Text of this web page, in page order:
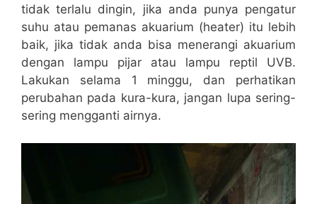
tidak terlalu dingin, jika anda punya pengatur
suhu atau pemanas akuarium (heater) itu lebih
baik, jika tidak anda bisa menerangi akuarium
dengan lampu pijar atau lampu reptil UVB.
Lakukan selama 1 minggu, dan perhatikan
perubahan pada kura-kura, jangan lupa sering-
sering mengganti airnya.